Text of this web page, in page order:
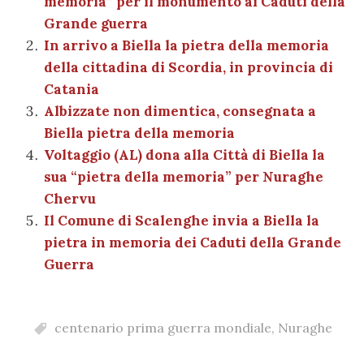
o
o
k
p
p
er m n
vi
di
Grande guerra
In arrivo a Biella la pietra della memoria
della cittadina di Scordia, in provincia di
Catania
Albizzate non dimentica, consegnata a
Biella pietra della memoria
Voltaggio (AL) dona alla Città di Biella la
sua “pietra della memoria” per Nuraghe
Chervu
Il Comune di Scalenghe invia a Biella la
pietra in memoria dei Caduti della Grande
Guerra
centenario prima guerra mondiale, Nuraghe